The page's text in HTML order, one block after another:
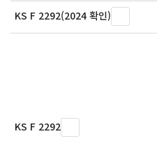
KS F 2292(2024 확인)
KS F 2292